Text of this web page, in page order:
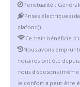
Ponctualité :
Prises électriques
plafond)).
Ce train bénéficie
Nous avons
horaires ont été
nous disposons
le confort a peut-être